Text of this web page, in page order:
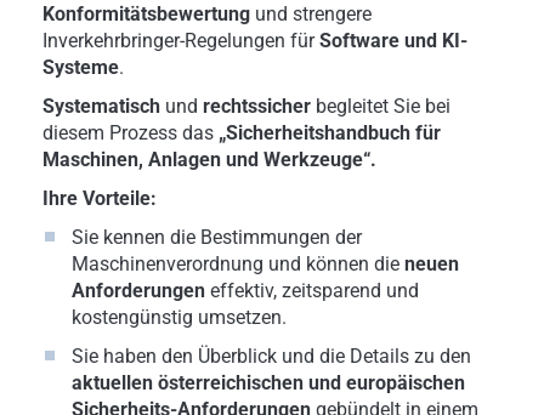
Konformitätsbewertung und strengere
Inverkehrbringer-Regelungen fürSoftware und KI-
Systeme.
Systematisch und rechtssicher begleitet Sie bei
diesem Prozess das „Sicherheitshandbuch für
Maschinen, Anlagen und Werkzeuge“.
Ihre Vorteile:
Sie kennen die Bestimmungen der
Maschinenverordnung und können die neuen
Anforderungen effektiv, zeitsparend und
kostengünstig umsetzen.
Sie haben den Überblick und die Details zu den
aktuellen österreichischen und europäischen
Sicherheits-Anforderungen gebündelt in einem